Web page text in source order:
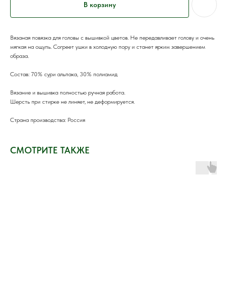
В корзину
Вязаная повязка для головы с вышивкой цветов. Не передавливает голову и очень
мягкая на ощупь. Согреет ушки в холодную пору и станет ярким завершением
образа.
Состав: 70% сури альпака, 30% полиамид
Вязание и вышивка полностью ручная работа.
Шерсть при стирке не линяет, не деформируется.
Страна производства: Россия
СМОТРИТЕ ТАКЖЕ